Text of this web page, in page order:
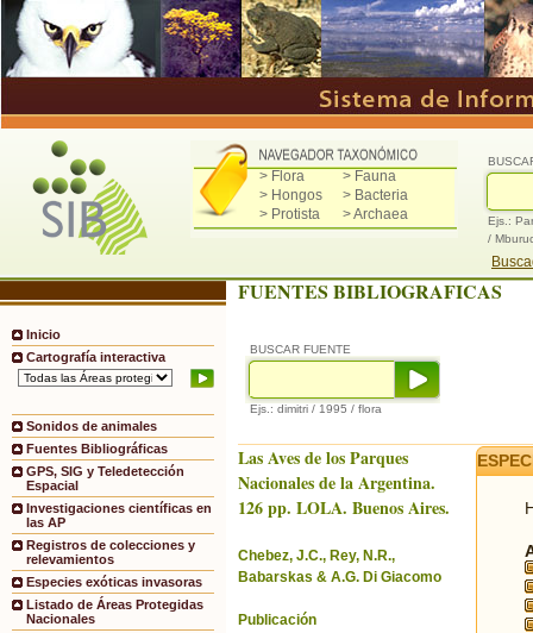
> Flora
> Fauna
> Hongos
> Bacteria
> Protista
> Archaea
Ejs.:
/
Inicio
Cartografía interactiva
Sonidos de animales
Fuentes Bibliográficas
GPS, SIG y Teledetección
Espacial
Investigaciones científicas en
las AP
Registros de colecciones y
relevamientos
Especies exóticas invasoras
Listado de Áreas Protegidas
Nacionales
FUENTES BIBLIOGRAFICAS
BUSCAR FUENTE
Ejs.: dimitri / 1995 / flora
Las Aves de los Parques
Nacionales de la Argentina.
126 pp. LOLA. Buenos Aires.
Chebez, J.C., Rey, N.R.,
Babarskas & A.G. Di Giacomo
Publicación